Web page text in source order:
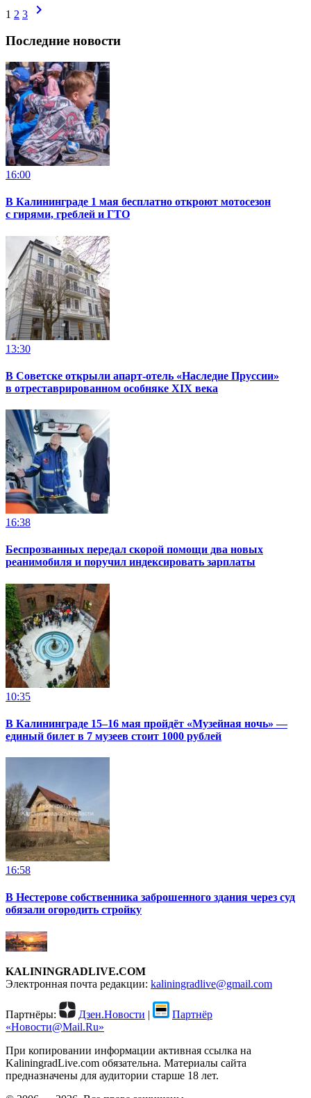
1 2 3 chevron_right
Последние новости
16:00
В Калининграде 1 мая бесплатно откроют мотосезон
с гирями, греблей и ГТО
13:30
В Советске открыли апарт-отель «Наследие Пруссии»
в отреставрированном особняке XIX века
16:38
Беспрозванных передал скорой помощи два новых
реанимобиля и поручил индексировать зарплаты
10:35
В Калининграде 15–16 мая пройдёт «Музейная ночь» —
единый билет в 7 музеев стоит 1000 рублей
16:58
В Нестерове собственника заброшенного здания через суд
обязали огородить стройку
KALININGRADLIVE.COM
Электронная почта редакции: kaliningradlive@gmail.com
Партнёры: Дзен.Новости |
Партнёр
«Новости@Mail.Ru»
При копировании информации активная ссылка на
KaliningradLive.com обязательна. Материалы сайта
предназначены для аудитории старше 18 лет.